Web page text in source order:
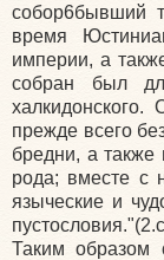
собор6бывший
время
империи, а
собран был
халкидонского.
прежде всего
бредни, а
рода; вместе с
языческие и
Таким образом